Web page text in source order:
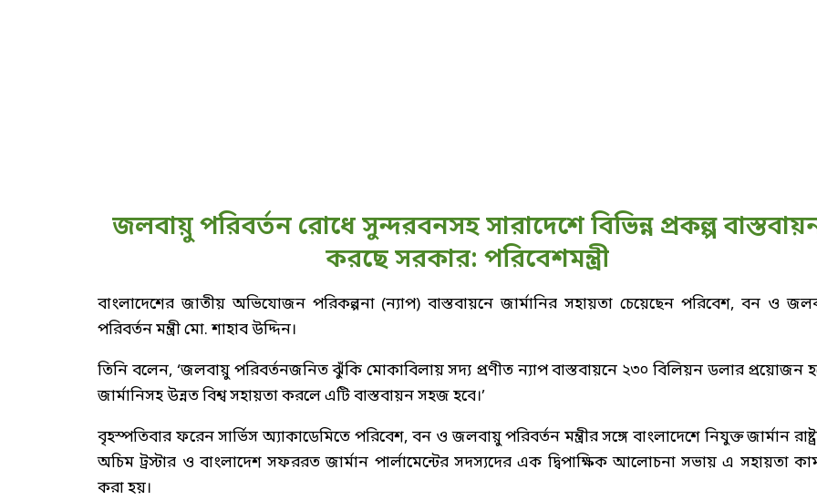
জলবায়ু পরিবর্তন রোধে সুন্দরবনসহ সারাদেশে বিভিন্ন প্রকল্প
করছে সরকার: পরিবেশমন্ত্রী
বাংলাদেশের জাতীয় অভিযোজন পরিকল্পনা (ন্যাপ) বাস্তবায়নে জার্মানির সহায়তা চেয়েছেন পরিবেশ, বন ও
পরিবর্তন মন্ত্রী মো. শাহাব উদ্দিন।
তিনি বলেন, ‘জলবায়ু পরিবর্তনজনিত ঝুঁকি মোকাবিলায় সদ্য প্রণীত ন্যাপ বাস্তবায়নে ২৩০ বিলিয়ন ডলার প্রয়োজন
জার্মানিসহ উন্নত বিশ্ব সহায়তা করলে এটি বাস্তবায়ন সহজ হবে।’
বৃহস্পতিবার ফরেন সার্ভিস অ্যাকাডেমিতে পরিবেশ, বন ও জলবায়ু পরিবর্তন মন্ত্রীর সঙ্গে বাংলাদেশে নিযুক্ত জার্মান
অচিম ট্রস্টার ও বাংলাদেশ সফররত জার্মান পার্লামেন্টের সদস্যদের এক দ্বিপাক্ষিক আলোচনা সভায় এ সহায়তা
করা হয়।